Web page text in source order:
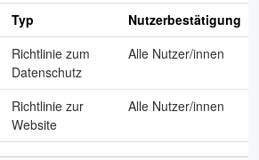
Typ
Nutzerbestätigung
Richtlinie zum
Datenschutz
Alle Nutzer/innen
Richtlinie zur
Website
Alle Nutzer/innen